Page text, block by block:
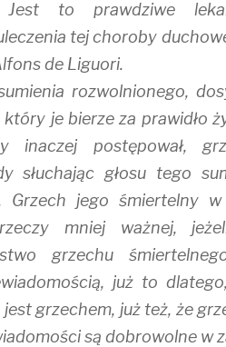
Jest to prawdziwe
tej choroby
de Liguori.
rozwolnionego,
który je bierze za prawidło
inaczej postępował,
słuchając głosu tego
Grzech jego śmiertelny
mniej ważnej,
grzechu
już to
grzechem, już też, że
są dobrowolne w